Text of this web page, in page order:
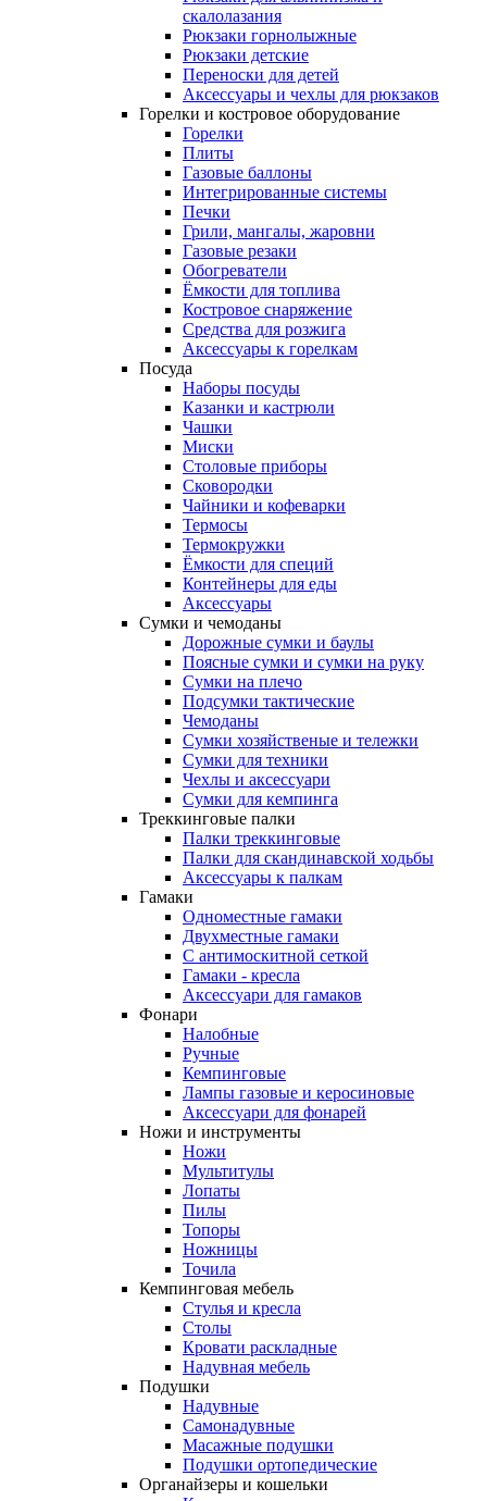
скалолазания
Рюкзаки горнолыжные
Рюкзаки детские
Переноски для детей
Аксессуары и чехлы для рюкзаков
Горелки и костровое оборудование
Горелки
Плиты
Газовые баллоны
Интегрированные системы
Печки
Грили, мангалы, жаровни
Газовые резаки
Обогреватели
Ёмкости для топлива
Костровое снаряжение
Средства для розжига
Аксессуары к горелкам
Посуда
Наборы посуды
Казанки и кастрюли
Чашки
Миски
Столовые приборы
Сковородки
Чайники и кофеварки
Термосы
Термокружки
Ёмкости для специй
Контейнеры для еды
Аксессуары
Сумки и чемоданы
Дорожные сумки и баулы
Поясные сумки и сумки на руку
Сумки на плечо
Подсумки тактические
Чемоданы
Сумки хозяйственые и тележки
Сумки для техники
Чехлы и аксессуари
Сумки для кемпинга
Треккинговые палки
Палки треккинговые
Палки для скандинавской ходьбы
Аксессуары к палкам
Гамаки
Одноместные гамаки
Двухместные гамаки
С антимоскитной сеткой
Гамаки - кресла
Аксессуари для гамаков
Фонари
Налобные
Ручные
Кемпинговые
Лампы газовые и керосиновые
Аксессуари для фонарей
Ножи и инструменты
Ножи
Мультитулы
Лопаты
Пилы
Топоры
Ножницы
Точила
Кемпинговая мебель
Стулья и кресла
Столы
Кровати раскладные
Надувная мебель
Подушки
Надувные
Самонадувные
Масажные подушки
Подушки ортопедические
Органайзеры и кошельки